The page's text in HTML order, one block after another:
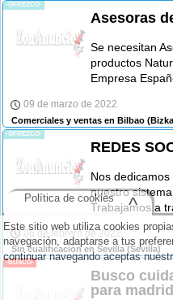
-OFREZCO-
Asesoras
Se necesitan
productos
Empresa
09 de marzo de 2022
Comerciales y ventas en Bilbao
-OFREZCO-
REDES
Nos
nuestro
Trabajamos a
06 de febrero de 2022
Sin cualificación en Sevilla (Sevilla)
-BUSCO-
Busco
para madrid
Este sitio web utiliza cookies
navegación, adaptarse a tus
continuar navegando aceptas
Política de cookies ^